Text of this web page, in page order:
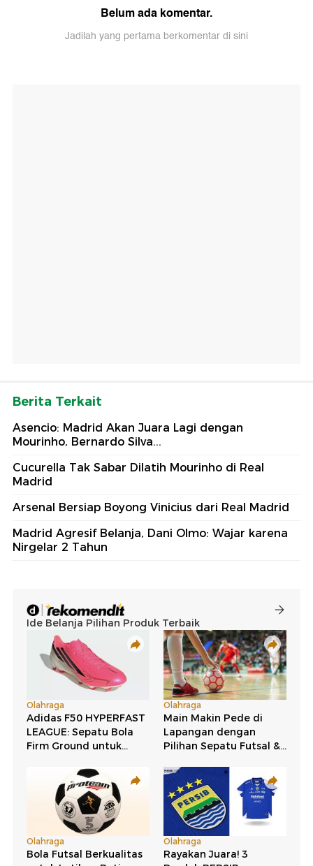
Belum ada komentar.
Jadilah yang pertama berkomentar di sini
Berita Terkait
Asencio: Madrid Akan Juara Lagi dengan
Mourinho, Bernardo Silva...
Cucurella Tak Sabar Dilatih Mourinho di Real
Madrid
Arsenal Bersiap Boyong Vinicius dari Real Madrid
Madrid Agresif Belanja, Dani Olmo: Wajar karena
Nirgelar 2 Tahun